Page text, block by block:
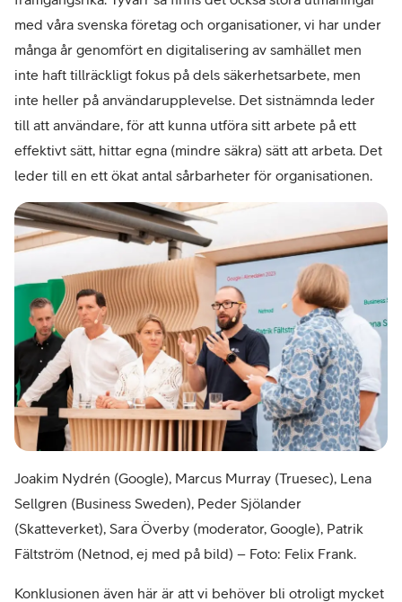
med våra svenska företag och organisationer, vi har under
många år genomfört en digitalisering av samhället men
inte haft tillräckligt fokus på dels säkerhetsarbete, men
inte heller på användarupplevelse. Det sistnämnda leder
till att användare, för att kunna utföra sitt arbete på ett
effektivt sätt, hittar egna (mindre säkra) sätt att arbeta. Det
leder till en ett ökat antal sårbarheter för organisationen.
Joakim Nydrén (Google), Marcus Murray (Truesec), Lena
Sellgren (Business Sweden), Peder Sjölander
(Skatteverket), Sara Överby (moderator, Google), Patrik
Fältström (Netnod, ej med på bild) – Foto: Felix Frank.
Konklusionen även här är att vi behöver bli otroligt mycket